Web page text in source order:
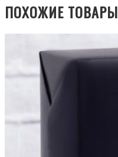
ПОХОЖИЕ ТОВАРЫ